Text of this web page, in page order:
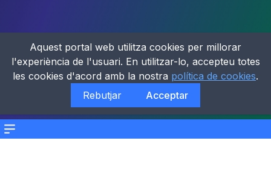
Menu
Aquest portal web utilitza cookies per millorar
l'experiència de l'usuari. En utilitzar-lo, accepteu totes
les cookies d'acord amb la nostra política de cookies.
Rebutjar
Acceptar